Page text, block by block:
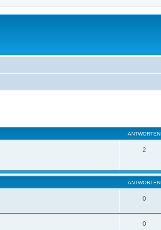
ANTWORTEN
2
ANTWORTEN
0
0